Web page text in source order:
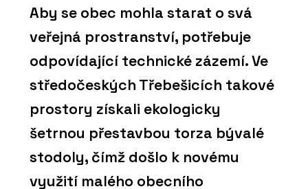
Aby se obec mohla starat o svá
veřejná prostranství, potřebuje
odpovídající technické zázemí. Ve
středočeských Třebešicích takové
prostory získali ekologicky
šetrnou přestavbou torza bývalé
stodoly, čímž došlo k novému
využití malého obecního